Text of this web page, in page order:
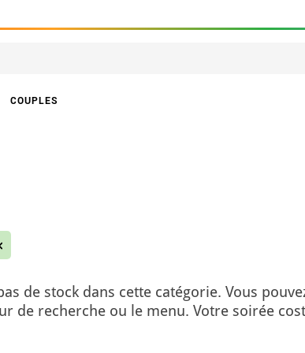
COUPLES
de stock dans cette catégorie. Vous
de recherche ou le menu. Votre soirée